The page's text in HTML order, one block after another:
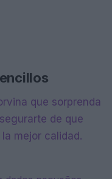
que sorprenda
de que
mejor calidad.